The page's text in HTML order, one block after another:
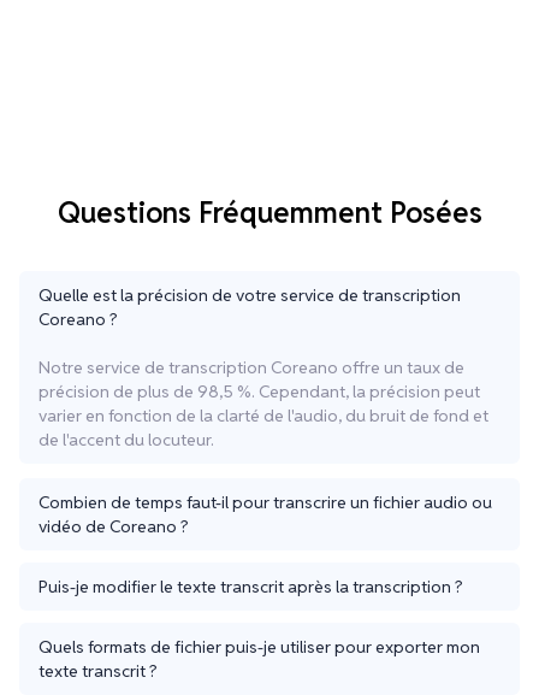
Questions Fréquemment Posées
Quelle est la précision de votre service de transcription
Coreano ?
Notre service de transcription Coreano offre un taux de
précision de plus de 98,5 %. Cependant, la précision peut
varier en fonction de la clarté de l'audio, du bruit de fond et
de l'accent du locuteur.
Combien de temps faut-il pour transcrire un fichier audio ou
vidéo de Coreano ?
Puis-je modifier le texte transcrit après la transcription ?
Quels formats de fichier puis-je utiliser pour exporter mon
texte transcrit ?